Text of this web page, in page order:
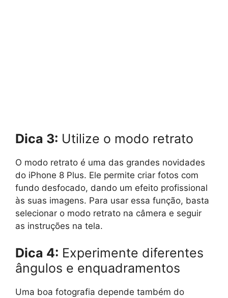
Dica 3: Utilize o modo retrato
O modo retrato é uma das grandes novidades
do iPhone 8 Plus. Ele permite criar fotos com
fundo desfocado, dando um efeito profissional
às suas imagens. Para usar essa função, basta
selecionar o modo retrato na câmera e seguir
as instruções na tela.
Dica 4: Experimente diferentes
ângulos e enquadramentos
Uma boa fotografia depende também do